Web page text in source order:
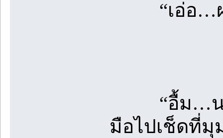
“เอ่อ…ผม
“อื้ม…นาย
มือไปเช็ดที่มุ